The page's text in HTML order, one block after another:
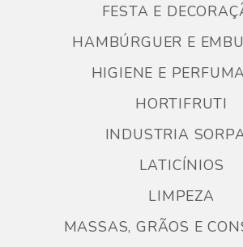
FESTA E
HAMBÚRGUER E
HIGIENE E
HORTIFRUTI
INDUSTRIA
LATICÍNIOS
LIMPEZA
MASSAS, GRÃOS E